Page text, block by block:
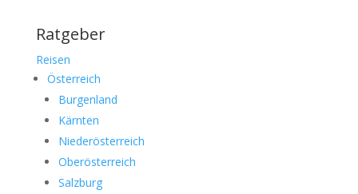
Ratgeber
Reisen
Österreich
Burgenland
Kärnten
Niederösterreich
Oberösterreich
Salzburg